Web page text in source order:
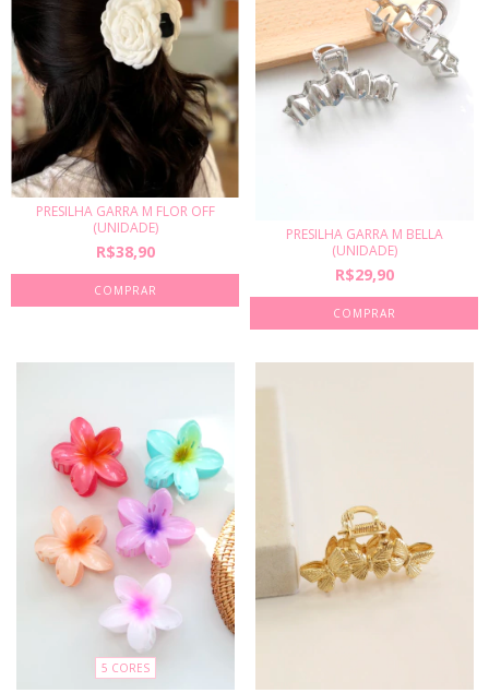
PRESILHA GARRA M FLOR OFF
(UNIDADE)
R$38,90
PRESILHA GARRA M BELLA
(UNIDADE)
R$29,90
COMPRAR
5 CORES